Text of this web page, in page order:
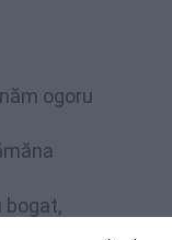
ogoru
bogat,